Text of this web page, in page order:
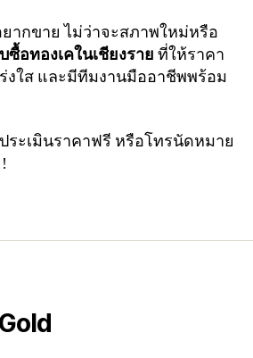
ากขาย ไม่ว่าจะสภาพใหม่หรือ
ซื้อทองเคในเชียงราย ที่ให้ราคา
งใส และมีทีมงานมืออาชีพพร้อม
ระเมินราคาฟรี หรือโทรนัดหมาย